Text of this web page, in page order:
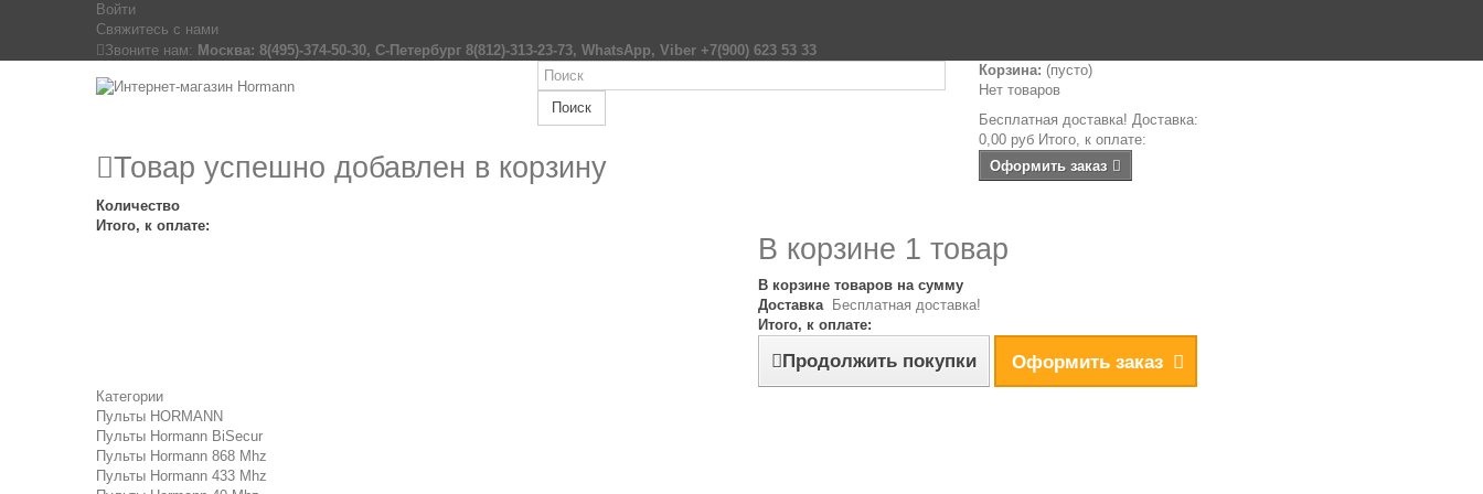
Войти
Свяжитесь с нами
Звоните нам: Москва: 8(495)-374-50-30, С-Петербург 8(812)-313-23-73, WhatsApp, Viber +7(900) 623 53 33
Поиск
Корзина: (пусто)
Нет товаров
Бесплатная доставка!Доставка:
0,00 руб Итого, к оплате:
Оформить заказ
Товар успешно добавлен в корзину
Количество
Итого, к оплате:
В корзине 1 товар
В корзине товаров на сумму
Доставка Бесплатная доставка!
Итого, к оплате:
Продолжить покупки Оформить заказ
Категории
Пульты HORMANN
Пульты Hormann BiSecur
Пульты Hormann 868 Mhz
Пульты Hormann 433 Mhz